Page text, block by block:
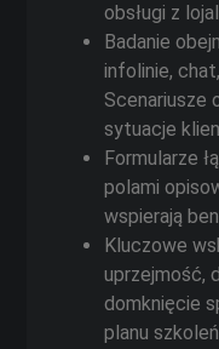
obsługi z
Badanie
infolinie,
Scenariusze
sytuacje
Formularze
polami
wspierają
Kluczowe
uprzejmość,
domknięcie
planu